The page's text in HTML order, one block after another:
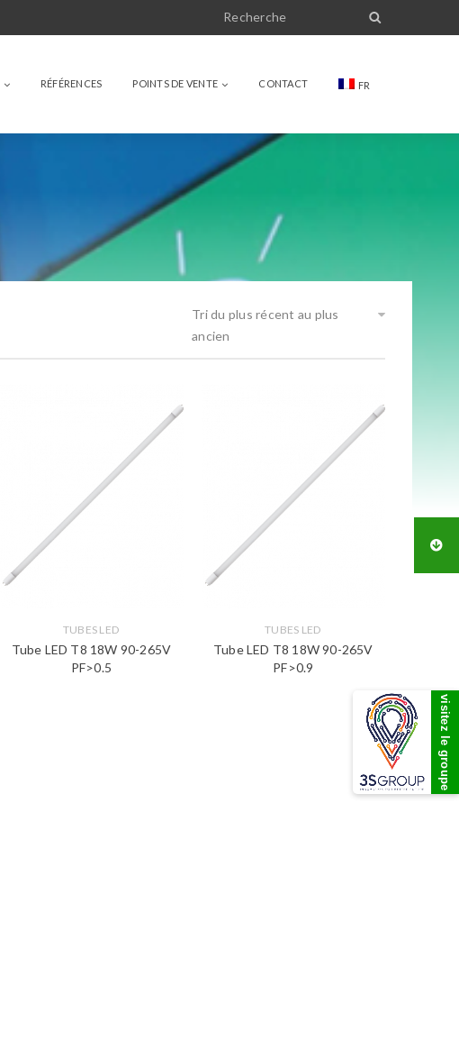
RÉFÉRENCES POINTS DE VENTE CONTACT FR
Tri du plus récent au plus
ancien
TUBES LED
Tube LED T8 18W 90-265V
PF>0.5
TUBES LED
Tube LED T8 18W 90-265V
PF>0.9
visitez le groupe